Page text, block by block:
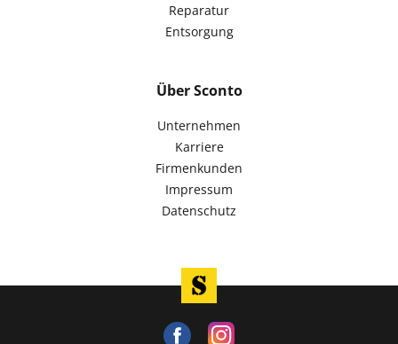
Reparatur
Entsorgung
Über Sconto
Unternehmen
Karriere
Firmenkunden
Impressum
Datenschutz